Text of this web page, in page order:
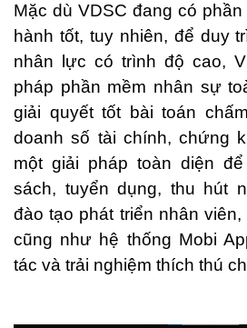
Mặc dù VDSC đang có
hành tốt, tuy nhiên, để duy
nhân lực có trình độ cao,
pháp phần mềm nhân sự
giải quyết tốt bài toán
doanh số tài chính, chứng
một giải pháp toàn diện
sách, tuyển dụng, thu hút
đào tạo phát triển nhân
cũng như hệ thống Mobi
tác và trải nghiệm thích thú